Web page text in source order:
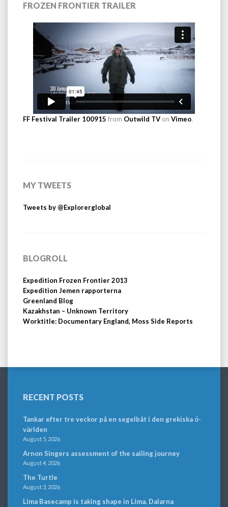
FROZEN FRONTIER TRAILER
FF Festival Trailer 100915 from Outwild TV on Vimeo.
MY TWEETS
Tweets by @Explorerglobal
BLOGROLL
Expedition Frozen Frontier 2013
Expedition Jemen rapporterna
Greenland Blog
Kazakhstan – Unknown Territory
Worktitle: Documentary England, Moss Side Reports
RECENT POSTS
Tankar efter tre veckor på en segelbåt i den grekiska ö-
världen
August 5, 2026
Arnon Singers assessment of the sailing journey
August 4, 2026
The Turtle
August 3, 2026
Lima Basecamp is taking shape in Lima, Dalarna